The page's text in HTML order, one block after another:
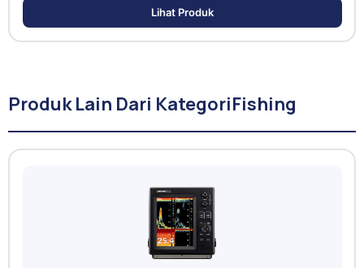
Lihat Produk
Produk Lain Dari KategoriFishing